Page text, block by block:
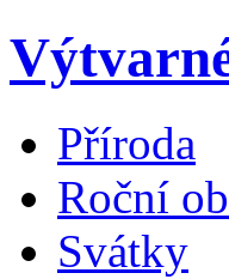
Příroda
Roční
Svátky